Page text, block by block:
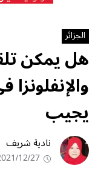
الجزائر
هل يمكن
يجيب
نادية شريف
12/27